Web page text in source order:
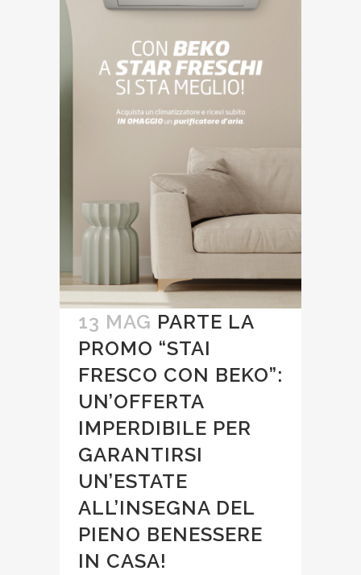
13 MAG PARTE LA
PROMO “STAI
FRESCO CON BEKO”:
UN’OFFERTA
IMPERDIBILE PER
GARANTIRSI
UN’ESTATE
ALL’INSEGNA DEL
PIENO BENESSERE
IN CASA!